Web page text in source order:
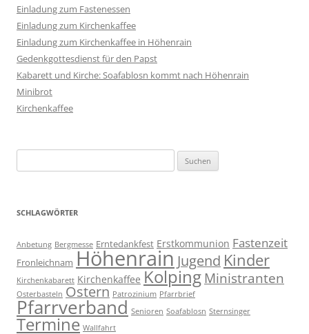
Einladung zum Fastenessen
Einladung zum Kirchenkaffee
Einladung zum Kirchenkaffee in Höhenrain
Gedenkgottesdienst für den Papst
Kabarett und Kirche: Soafablosn kommt nach Höhenrain
Minibrot
Kirchenkaffee
nach:
SCHLAGWÖRTER
Anbetung Bergmesse Erntedankfest Erstkommunion Fastenzeit
Fronleichnam Höhenrain Jugend Kinder
Kirchenkabarett Kirchenkaffee Kolping Ministranten
Osterbasteln Ostern Patrozinium Pfarrbrief
Pfarrverband Senioren Soafablosn Sternsinger
Termine Wallfahrt